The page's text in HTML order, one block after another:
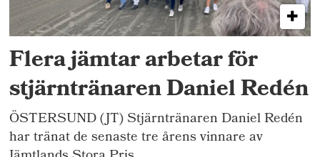
Flera jämtar arbetar för
stjärntränaren Daniel Redén
ÖSTERSUND (JT) Stjärntränaren Daniel Redén
har tränat de senaste tre årens vinnare av